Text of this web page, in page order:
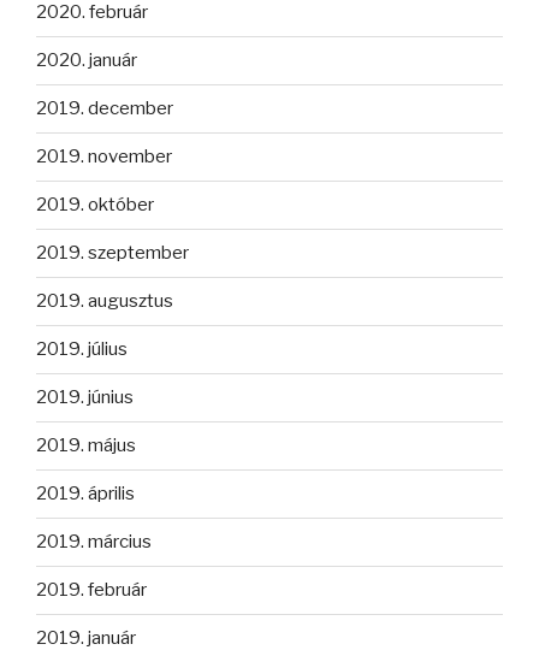
2020. február
2020. január
2019. december
2019. november
2019. október
2019. szeptember
2019. augusztus
2019. július
2019. június
2019. május
2019. április
2019. március
2019. február
2019. január